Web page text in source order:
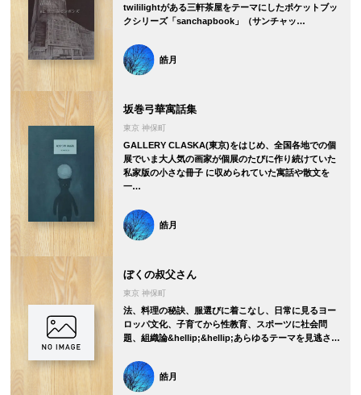
twililightがある三軒茶屋をテーマにしたポケットブッ
クシリーズ「sanchapbook」（サンチャッ…
皓月
坂巻弓華寓話集
東京 神保町
GALLERY CLASKA(東京)をはじめ、全国各地での個
展でいま大人気の画家が個展のたびに作り続けていた
私家版の小さな冊子 に収められていた寓話や散文を
一…
皓月
ぼくの叔父さん
東京 神保町
法、料理の秘訣、服選びに着こなし、日常に見るヨー
ロッパ文化、子育てから性教育、スポーツに社会問
題、組織論&hellip;&hellip;あらゆるテーマを見逃さ…
皓月